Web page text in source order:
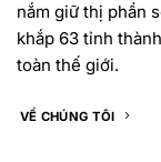
nắm giữ thị phần
khắp 63 tỉnh
toàn thế giới.
VỀ CHÚNG TÔI